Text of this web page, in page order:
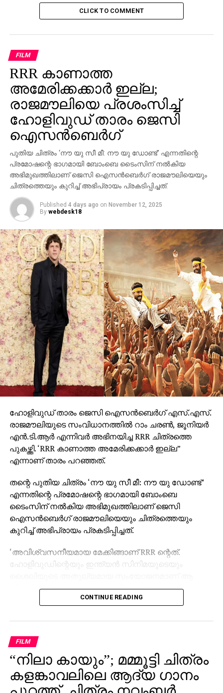
നോട്ടുകള്‍ എളുപ്പത്തില്‍ സ്വന്തമാക്കുന്നതിന് വേണ്ടി
അടുത്ത ശനിയും ഞായറും ബാങ്കുകള്‍ തുറന്ന്
RELATED TOPICS:
CLICK TO COMMENT
FILM
RRR കാണാത്ത
അമേരിക്കക്കാര്‍ ഇല്ല;
രാജമൗലിയെ പ്രശംസിച്ച്
ഹോളിവുഡ് താരം ജെസി
ഐസന്‍ബെര്‍ഗ്
പുതിയ ചിത്രം ‘നൗ യു സീ മീ: നൗ യു ഡോണ്ട്’ എന്നതിന്റെ
പ്രമോഷന്റെ ഭാഗമായി ബോംബെ ടൈംസിന് നല്‍കിയ
അഭിമുഖത്തിലാണ് ജെസി ഐസന്‍ബെര്‍ഗ് രാജമൗലിയെയും
ചിത്രത്തെയും കുറിച്ച് അഭിപ്രായം പ്രകടിപ്പിച്ചത്.
Published 4 days ago on November 12, 2025
By webdesk18
ഹോളിവുഡ് താരം ജെസി ഐസന്‍ബെര്‍ഗ് എസ്.എസ്.
രാജമൗലിയുടെ സംവിധാനത്തില്‍ റാം ചരണ്‍, ജൂനിയര്‍
എന്‍.ടി.ആര്‍ എന്നിവര്‍ അഭിനയിച്ച RRR ചിത്രത്തെ
പുകഴ്ത്തി. ‘RRR കാണാത്ത അമേരിക്കക്കാര്‍ ഇല്ല”
എന്നാണ് താരം പറഞ്ഞത്.
തന്റെ പുതിയ ചിത്രം ‘നൗ യു സീ മീ: നൗ യു ഡോണ്ട്’
എന്നതിന്റെ പ്രമോഷന്റെ ഭാഗമായി ബോംബെ
ടൈംസിന് നല്‍കിയ അഭിമുഖത്തിലാണ് ജെസി
ഐസന്‍ബെര്‍ഗ് രാജമൗലിയെയും ചിത്രത്തെയും
കുറിച്ച് അഭിപ്രായം പ്രകടിപ്പിച്ചത്.
‘അവിശ്വസനീയമായ മേക്കിങ്ങാണ് RRR ന്റെത്.
ഹോളിവുഡിന്റെയും ഇന്ത്യന്‍ സിനിമയുടെയും
ചിത്രം. RRR കാണാത്ത അമേരിക്കക്കാര്‍ ഇല്ലെന്നതാണ്
എന്റെ വിശ്വാസം,” – ജെസി ഐസന്‍ബെര്‍ഗ് പറഞ്ഞു.
താന്‍ ഇതുവരെ ഇന്ത്യ സന്ദര്‍ശിച്ചിട്ടില്ല എങ്കിലും
നേപ്പാളില്‍ എത്തിയിട്ടുണ്ടെന്നും, നേപ്പാളിന്
ഇന്ത്യയോട് സാമ്യമുണ്ടെന്ന് തോന്നിയെന്നും താരം
കൂട്ടിച്ചേര്‍ത്തു.
രാജമൗലിയുടെ മുമ്പത്തെ ഹിറ്റ് ചിത്രങ്ങളായ
CONTINUE READING
FILM
“നിലാ കായും”; മമ്മൂട്ടി ചിത്രം
കളങ്കാവലിലെ ആദ്യ ഗാനം